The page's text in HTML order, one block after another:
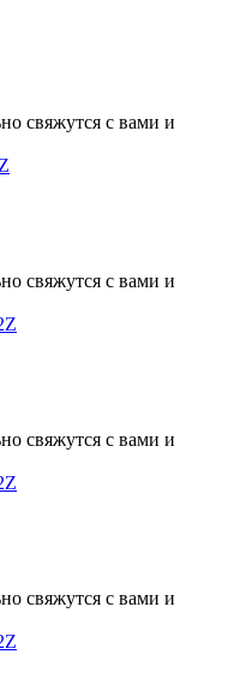
свяжутся с вами и
свяжутся с вами и
свяжутся с вами и
свяжутся с вами и